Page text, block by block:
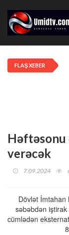
FLAŞ XEBER
Həftəsonu
verəcək
7.09.2024
Dövlət İmtahan
səbəbdən
cümlədən